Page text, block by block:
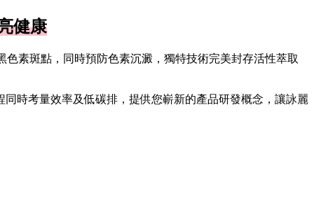
健康
素斑點，同時預防色素沉澱，獨特技術完美封存活性萃取
時考量效率及低碳排，提供您嶄新的產品研發概念，讓詠麗